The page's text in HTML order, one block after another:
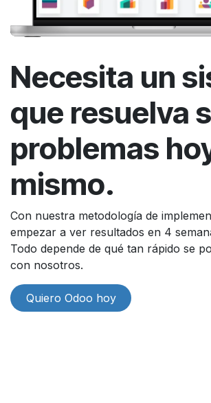
Necesita un
que resuelva
problemas
mismo.
Con nuestra metodología de
empezar a ver resultados en 4
Todo depende de qué tan rápido se
con nosotros.
Quiero Odoo hoy​​​​